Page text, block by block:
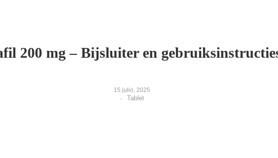
200 mg – Bijsluiter en
15 julio, 2025
-
Tablet